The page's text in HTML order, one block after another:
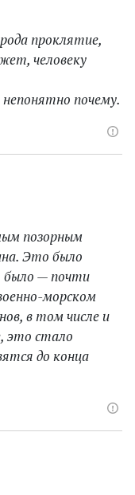
проклятие,
человеку
почему.
позорным
Это было
было — почти
морском
в том числе и
это стало
до конца